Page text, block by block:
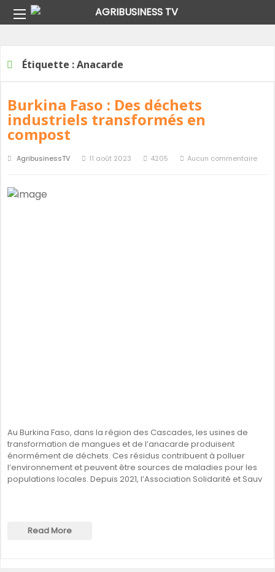
Étiquette :Anacarde
Étiquette :Anacarde
Burkina Faso : Des déchets
industriels transformés en
compost
AgribusinessTV 11 août 2023 4205 Aucun commentaire
Au Burkina Faso, dans la région des Cascades, les usines de
transformation de mangues et de l’anacarde produisent
énormément de déchets. Ces résidus contribuent à polluer
l’environnement et peuvent être sources de maladies pour les
populations locales. Depuis 2021, l’Association Solidarité et Sauv
Read More